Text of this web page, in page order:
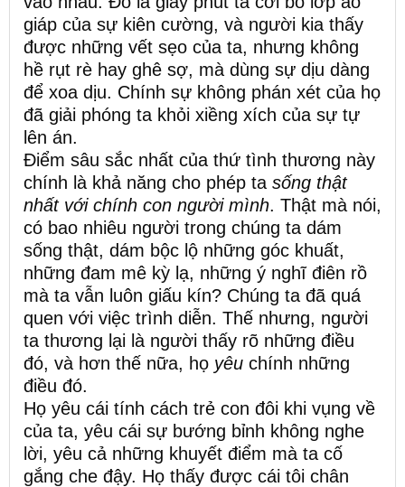
giáp của sự kiên cường, và người kia thấy
được những vết sẹo của ta, nhưng không
hề rụt rè hay ghê sợ, mà dùng sự dịu dàng
để xoa dịu. Chính sự không phán xét của họ
đã giải phóng ta khỏi xiềng xích của sự tự
lên án.
Điểm sâu sắc nhất của thứ tình thương này
chính là khả năng cho phép ta sống thật
nhất với chính con người mình. Thật mà nói,
có bao nhiêu người trong chúng ta dám
sống thật, dám bộc lộ những góc khuất,
những đam mê kỳ lạ, những ý nghĩ điên rồ
mà ta vẫn luôn giấu kín? Chúng ta đã quá
quen với việc trình diễn. Thế nhưng, người
ta thương lại là người thấy rõ những điều
đó, và hơn thế nữa, họ yêu chính những
điều đó.
Họ yêu cái tính cách trẻ con đôi khi vụng về
của ta, yêu cái sự bướng bỉnh không nghe
lời, yêu cả những khuyết điểm mà ta cố
gắng che đậy. Họ thấy được cái tôi chân